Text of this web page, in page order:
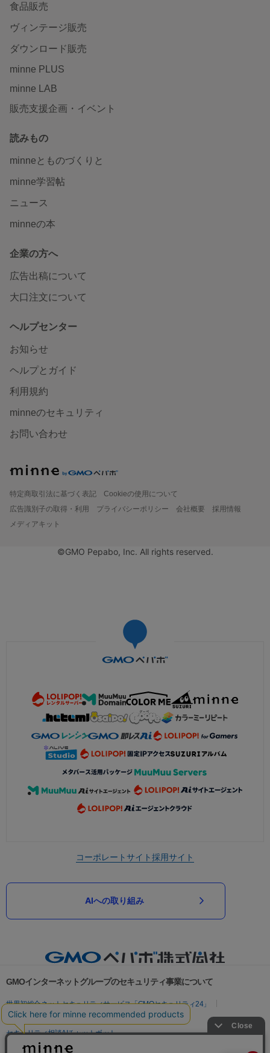
食品販売
ヴィンテージ販売
ダウンロード販売
minne PLUS
minne LAB
販売支援企画・イベント
読みもの
minneとものづくりと
minne学習帖
ニュース
minneの本
企業の方へ
広告出稿について
大口注文について
ヘルプセンター
お知らせ
ヘルプとガイド
利用規約
minneのセキュリティ
お問い合わせ
特定商取引法に基づく表記
Cookieの使用について
広告識別子の取得・利用
プライバシーポリシー 会社概要
採用情報
メディアキット
©GMO Pepabo, Inc. All rights reserved.
コーポレートサイト採用サイト
AIへの取り組み
GMOインターネットグループのセキュリティ事業について
世界初総合ネットセキュリティサービス「GMOセキュリティ24」
パスワード漏洩診断
Webサイトリスク診断
セキュリティ相談AIチャットボット
実在証明・盗聴対策